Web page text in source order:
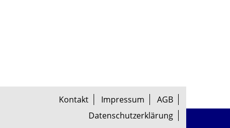
Kontakt Impressum
AGB
Datenschutzerklärung